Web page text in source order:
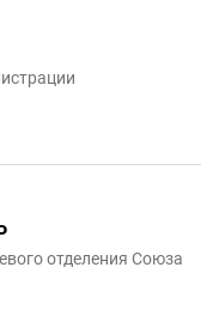
отделения Союза